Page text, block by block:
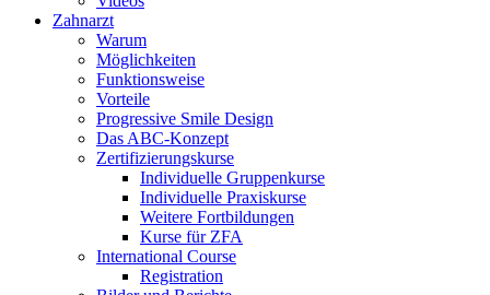
Zahnarzt
Warum
Möglichkeiten
Funktionsweise
Vorteile
Progressive Smile Design
Das ABC-Konzept
Zertifizierungskurse
Individuelle Gruppenkurse
Individuelle Praxiskurse
Weitere Fortbildungen
Kurse für ZFA
International Course
Registration